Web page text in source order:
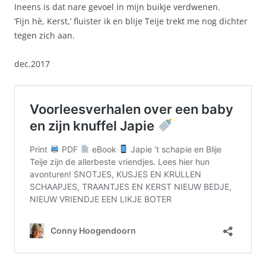
Ineens is dat nare gevoel in mijn buikje verdwenen.
‘Fijn hè, Kerst,’ fluister ik en blije Teije trekt me nog dichter
tegen zich aan.
dec.2017